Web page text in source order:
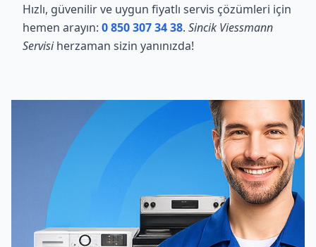
Hızlı, güvenilir ve uygun fiyatlı servis çözümleri için
hemen arayın: 0 850 307 34 38. Sincik Viessmann
Servisiherzaman sizin yanınızda!